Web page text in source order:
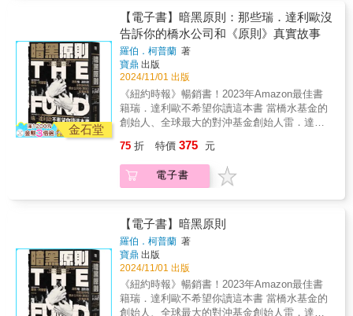
記講述了一段精采的德中經濟歷史，同時也不
迴避人權和環保問題。」&mdash;&mdash;
《SWR 2》&「李德輝在這本引人入勝、充滿
娛樂性且緊湊的書中，以他父親的故事描繪了
狼堡集團在遠東的崛起。」&mdash;&mdash;
《法蘭克福匯報》& & & & & & &&「這本書每
一頁都值得讀。」&mdash;&mdash;《新蘇黎
世報》&「真的是一本值得閱讀的書！」
德國關於中國最好的書籍之一。」
&mdash;&mdash;沃爾夫岡&bull;伊恩
（Wolfgang Hirn ），德國新聞人
的傳記，他作為在狼堡出生、初次從外部認識
中國的個人視角，與大眾汽車在中國的迅速崛
起，交織成了一段多層次的歷史。」
&mdash;&mdash;《法蘭克福週日報》&「過去
中國經濟依賴於像德國這樣的國家，現在情況
反過來了。李德輝是少數能夠具體描述這種依
賴的作者之一。他不僅擁有必要的經濟和政治
知識，甚至連他的家庭背景都深受這種關係影
響。」&mdash;&mdash;《日報》&「李德輝透
過他父親的傳記，成功地講述了中國的近代
史：清晰、流暢、個人化，且切中要點。」
&mdash;&mdash;《布倫瑞克報》&「一本政治
性的書，也是一本個人的書。強而有力。」
迴避人權和環保問題。」&mdash;&mdash;
《SWR 2》&「李德輝在這本引人入勝、充滿
娛樂性且緊湊的書中，以他父親的故事描繪了
狼堡集團在遠東的崛起。」&mdash;&mdash;
《法蘭克福匯報》& & & & & & &&「這本書每
一頁都值得讀。」&mdash;&mdash;《新蘇黎
世報》&「真的是一本值得閱讀的書！」
上百次的專訪，包括黃仁勳及兩位創辦人、兩
位最初的創投基金投資人、早期前員工和現任
高階主管，展示了輝達如何三十年來一本初
衷，不斷創造新市場，超越競爭對手，包括原
本的半導體巨頭英特爾，已被遠遠甩在身後。
結合了精彩的內幕和洞見、對輝達獨特文化和
黃仁勳管理原則的罕見視角，無論是在尋找商
業洞見與課題的職場人／管理者／創業者，或
能心領神會。 ◎本書特色 1.全球第一本輝達
傳：它如何引領AI旋風？ 輝達是AI時代最成功
的科技巨頭，本書為迄今為止最為系統介紹輝
達發跡、成長乃至紅遍全球的一本書。包括黃
從電腦繪圖晶片霸主到踏上AI浪潮之顛。想了
解輝達、學習輝達者必讀。 2.黃仁勳
&mdash;&mdash;當代最創新、最成功的執行
長，他怎麼打造、管理輝達？ 黃仁勳管理輝達
31年，是科技業在任時間最長的執行長，他打
破了「創新的兩難」魔咒（即市場領導者被更
小、更靈活公司取代的問題），打碎了組織層
在科技行業中的核心地位。2024 年，輝達的市
值一度超過 4,600 兆台幣，在全球企業中位居
第一。&|| 矽谷特派記者的深度報導作者深入矽
谷現場，追溯輝達從製造顯示卡的小公司，成
長為 AI 時代「晶片之王」的關鍵決策。完整呈
現輝達成功的技術實力，以及他們是如何利用
CUDA 生態系統鎖定開發者，形成強大的經濟
護城河。書中也深入探討資料中心業務以外的
潛在增長點，並分析輝達在持續擴大的晶片戰
爭中的未來戰略。無論是與微軟、英特爾、
Google、三星、特斯拉間亦敵亦友的關係，或
是 AI 教父黃仁勳的領導風格，深入揭露鮮為人
知的第一手內幕！&輝達爆炸性成長之後，很多
人好奇：「輝達的成功能持續多久？」這本
路，到輝達如何顛覆行業、塑造運算未來，作
者分析輝達在當前 AI 產業中的影響力，探討使
其實現市場主導地位的經濟壁壘，並考察當前
科技產業中反輝達聯盟的動向，以及這些變化
對未來半導體市場和投資的影響。涵蓋未來領
先企業動態及輝達投資前景，為投資人提供全
方位洞察！
每月數十萬顆、上百萬顆的，灑下大額晶片訂
單，只給全球唯一擁有優越先進晶片製程的台
積電，多年下來，把台積電拱到今天獨一無二
的局面。一旦，台積電有天突然停止了營運，
那麼汽車產業、智慧家電、工廠自動化、智慧
手機、智慧PC、機器人、生物醫療、通通因為
缺乏核心晶片而停擺，全球經濟將會受到何等
的重大衝擊？未來十年，隨著AI向各行各業、
達＋AMD＋微軟＋Google+Apple……」以及
商……」的組合，更會在每一個AI應用領域，
掀起千堆雪。它不僅僅會像蘋果iPhone這樣普
及個人、生活、教育各層面，它更會為全球工
商業的「產銷人發財」重新改頭換面，精確、
快速、個人化的服務都將成為事實。台積電這
六年在全球化方面，做了許多布局，美日德三
國的晶圓廠陸續建置及營運是其一，加強海外
公司、晶圓廠的企業文化訓練薰陶是其二，成
立全球研發中心更是未來台積發展中很重要的
一步棋。◤本書特色指出了台積在日本熊本設
熟晶片製程。商業的運作，談民主自由太遙
遠，不同的利益，要求的也不同，從美國制裁
中國貿易科技政策開始，面對問題，不能閃
躲，不跟著政治走，要以客戶的需要作為原
則。要知道，台灣面對中美兩個大國的對抗，
台積電腳下踏的地板已不是平的。全球工業化
三百年來，從來沒有一家企業像台積電一樣，
靠自身技術不斷精進的努力，掌握了全球先進
晶片九成的製造供應能力，它不像國際品牌企
業百年來到處攻城掠地，取得決定性的市場地
果、亞馬遜、谷歌、Meta、Alpheat、特斯拉或
AI、IC設計領域的輝達、高通、AMD、聯發
科，爭相將最新產品核心晶片的訂單交給台積
每月數十萬顆、上百萬顆的，灑下大額晶片訂
單，只給全球唯一擁有優越先進晶片製程的台
積電，多年下來，把台積電拱到今天獨一無二
的局面。一旦，台積電有天突然停止了營運，
那麼汽車產業、智慧家電、工廠自動化、智慧
手機、智慧PC、機器人、生物醫療、通通因為
缺乏核心晶片而停擺，全球經濟將會受到何等
金石堂
【電子書】暗黑原則：那些瑞．達利歐沒
告訴你的橋水公司和《原則》真實故事
羅伯．柯普蘭 著
寶鼎 出版
2024/11/01 出版
《紐約時報》暢銷書！2023年Amazon最佳書
籍瑞．達利歐不希望你讀這本書 當橋水基金的
創始人、全球最大的對沖基金創始人雷．達利
起步的公司，這一訊息震驚全世界。達利歐因
其公司驚人的成功而在國際上獲得崇拜和名
聲，並因他頻繁的媒體露面、與名人的交往，
報的羅伯．柯普蘭揭穿了這位仁慈企業巨擘所
精心構建的人設，揭示他的「原則」實際上是
現代記憶中的一大傲慢—它們在實踐中助長一
種有毒的偏執和背叛文化。 《暗黑原則》是一
段引人入勝、超越虛構的旅程，深入探討財富
和權力的稀有世界。它毫不留情地審視了達利
歐所稱的其商業成功和意義人生的核心信條
75 折 特價 375 元
電子書
【電子書】暗黑原則
羅伯．柯普蘭 著
寶鼎 出版
2024/11/01 出版
《紐約時報》暢銷書！2023年Amazon最佳書
籍瑞．達利歐不希望你讀這本書 當橋水基金的
創始人、全球最大的對沖基金創始人雷．達利